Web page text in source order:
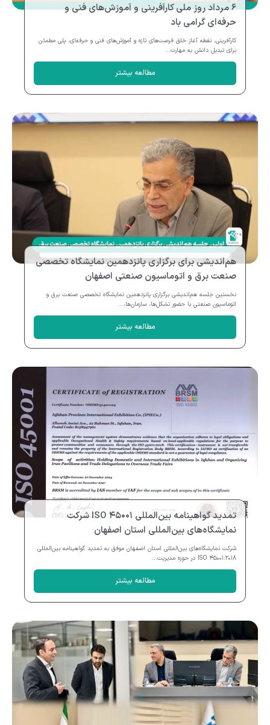
۶ مرداد روز ملی کارآفرینی و آموزش‌های فنی و
حرفه‌ای گرامی باد
کارآفرینی، نقطه آغاز خلق فرصت‌های تازه و آموزش‌های فنی و حرفه‌ای، پلی مطمئن
برای تبدیل دانش به مهارت...
مطالعه بیشتر
هم‌اندیشی برای برگزاری پانزدهمین نمایشگاه تخصصی
صنعت برق و اتوماسیون صنعتی اصفهان
نخستین جلسه هم‌اندیشی برگزاری پانزدهمین نمایشگاه تخصصی صنعت برق و
اتوماسیون صنعتی با حضور تشکل‌ها، سازمان‌ها،...
مطالعه بیشتر
تمدید گواهینامه بین‌المللی ISO ۴۵۰۰۱ شرکت
نمایشگاه‌های بین‌المللی استان اصفهان
شرکت نمایشگاه‌های بین‌المللی استان اصفهان موفق به تمدید گواهینامه بین‌المللی
ISO ۴۵۰۰۱:۲۰۱۸ در حوزه مدیریت...
مطالعه بیشتر